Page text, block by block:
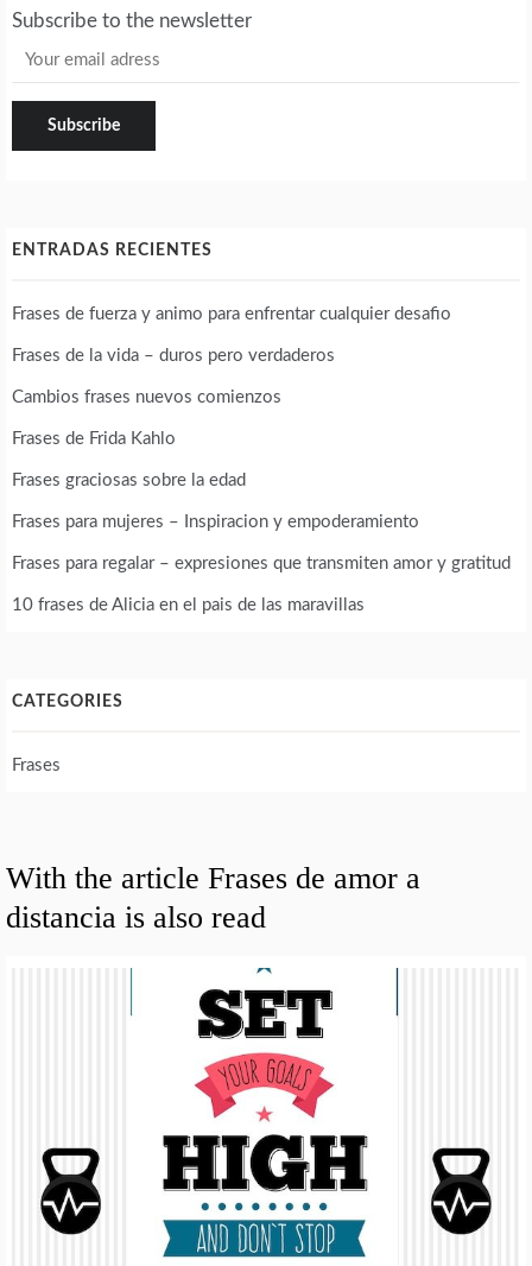
Subscribe to the newsletter
ENTRADAS RECIENTES
Frases de fuerza y animo para enfrentar cualquier desafio
Frases de la vida – duros pero verdaderos
Cambios frases nuevos comienzos
Frases de Frida Kahlo
Frases graciosas sobre la edad
Frases para mujeres – Inspiracion y empoderamiento
Frases para regalar – expresiones que transmiten amor y gratitud
10 frases de Alicia en el pais de las maravillas
CATEGORIES
Frases
With the article Frases de amor a
distancia is also read